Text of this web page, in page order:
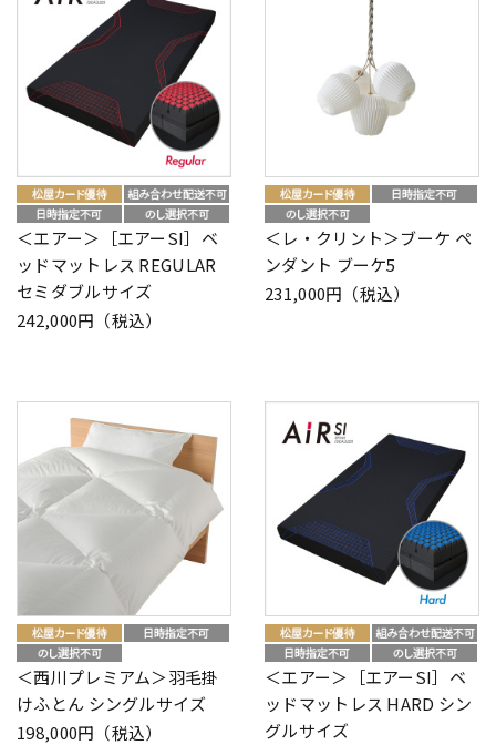
＜エアー＞［エアーSI］ベ
ッドマットレス REGULAR
セミダブルサイズ
242,000円（税込）
＜レ・クリント＞ブーケ ペ
ンダント ブーケ5
231,000円（税込）
＜西川プレミアム＞羽毛掛
けふとん シングルサイズ
198,000円（税込）
＜エアー＞［エアーSI］ベ
ッドマットレス HARD シン
グルサイズ